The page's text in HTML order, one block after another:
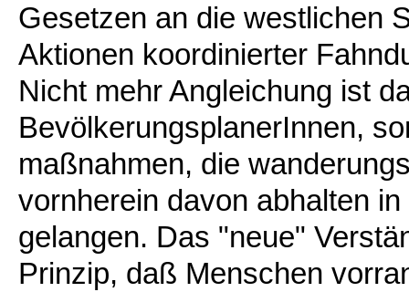
Gesetzen an die westlichen
Aktionen koordinierter
Nicht mehr Angleichung ist
BevölkerungsplanerInnen,
maßnahmen, die
vornherein davon abhalten
gelangen. Das "neue"
Prinzip, daß Menschen